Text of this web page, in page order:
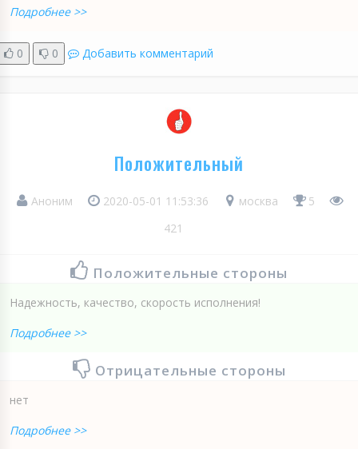
Подробнее >>
0 0 Добавить комментарий
Положительный
Аноним 2020-05-01 11:53:36 москва
5
421
Положительные стороны
Надежность, качество, скорость исполнения!
Подробнее >>
Отрицательные стороны
нет
Подробнее >>